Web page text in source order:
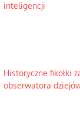
inteligencji
Historyczne fikołki
obserwatora